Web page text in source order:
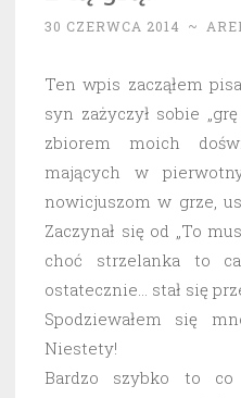
30 CZERWCA 2014 ~
Ten wpis zacząłem
syn zażyczył sobie
zbiorem moich
mających w
nowicjuszom w grze,
Zaczynał się od „To
choć strzelanka to
ostatecznie… stał się
Spodziewałem się
Niestety!
Bardzo szybko to co